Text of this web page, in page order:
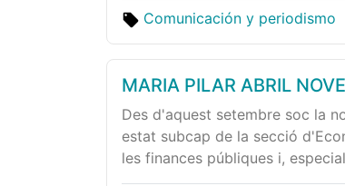
Comunicación y periodismo
MARIA PILAR ABRIL
Des d'aquest setembre soc la
estat subcap de la secció
les finances públiques i,